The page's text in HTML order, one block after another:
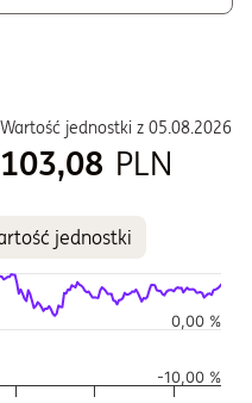
Wartość jednostki z 05.08.2026
103,08 PLN
jednostki
danych.
jednostki funduszu
Wartość jednostki w
0,00 %
-10,00 %